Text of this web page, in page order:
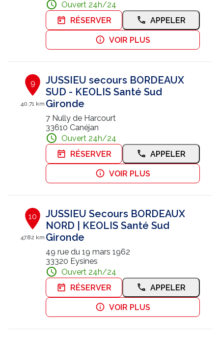
Ouvert 24h/24
RÉSERVER
APPELER
VOIR PLUS
9
40.71 km
JUSSIEU secours BORDEAUX
SUD - KEOLIS Santé Sud
Gironde
7 Nully de Harcourt
33610 Canéjan
Ouvert 24h/24
RÉSERVER
APPELER
VOIR PLUS
10
47.82 km
JUSSIEU Secours BORDEAUX
NORD | KEOLIS Santé Sud
Gironde
49 rue du 19 mars 1962
33320 Eysines
Ouvert 24h/24
RÉSERVER
APPELER
VOIR PLUS